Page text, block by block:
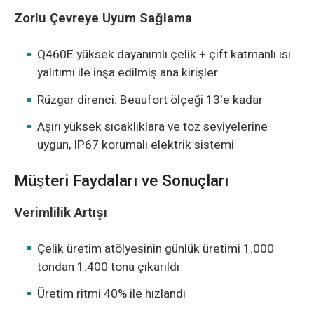
Zorlu Çevreye Uyum Sağlama
Q460E yüksek dayanımlı çelik + çift katmanlı ısı
yalıtımı ile inşa edilmiş ana kirişler
Rüzgar direnci: Beaufort ölçeği 13'e kadar
Aşırı yüksek sıcaklıklara ve toz seviyelerine
uygun, IP67 korumalı elektrik sistemi
Müşteri Faydaları ve Sonuçları
Verimlilik Artışı
Çelik üretim atölyesinin günlük üretimi 1.000
tondan 1.400 tona çıkarıldı
Üretim ritmi 40% ile hızlandı